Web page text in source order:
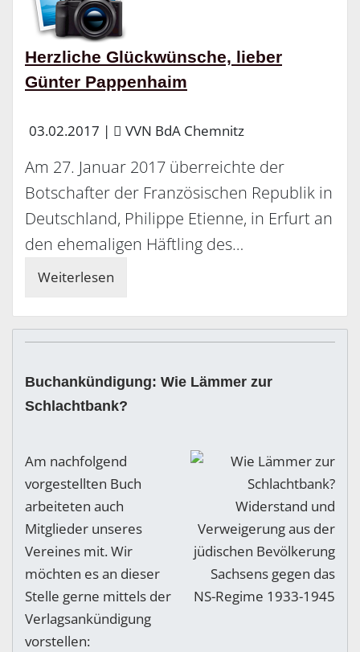
Herzliche Glückwünsche, lieber
Günter Pappenhaim
03.02.2017 | VVN BdA Chemnitz
Am 27. Januar 2017 überreichte der
Botschafter der Französischen Republik in
Deutschland, Philippe Etienne, in Erfurt an
den ehemaligen Häftling des…
Weiterlesen
Buchankündigung: Wie Lämmer zur
Schlachtbank?
Am nachfolgend
vorgestellten Buch
arbeiteten auch
Mitglieder unseres
Vereines mit. Wir
möchten es an dieser
Stelle gerne mittels der
Verlagsankündigung
vorstellen: